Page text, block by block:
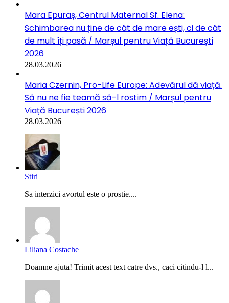
Mara Epuraș, Centrul Maternal Sf. Elena:
Schimbarea nu ține de cât de mare ești, ci de cât
de mult îți pasă / Marșul pentru Viață București
2026
28.03.2026
Maria Czernin, Pro-Life Europe: Adevărul dă viață.
Să nu ne fie teamă să-l rostim / Marșul pentru
Viață București 2026
28.03.2026
Stiri
Sa interzici avortul este o prostie....
Liliana Costache
Doamne ajuta! Trimit acest text catre dvs., caci citindu-l l...